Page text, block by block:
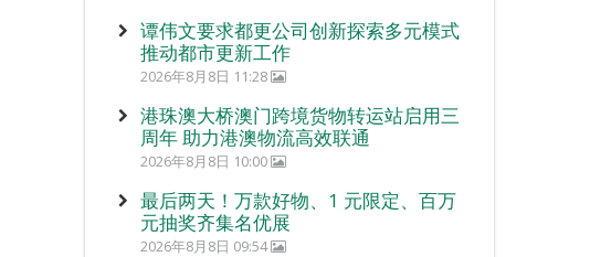
谭伟文要求都更公司创新探索多元模式
推动都市更新工作
2026年8月8日 11:28
港珠澳大桥澳门跨境货物转运站启用三
周年 助力港澳物流高效联通
2026年8月8日 10:00
最后两天！万款好物、1 元限定、百万
元抽奖齐集名优展
2026年8月8日 09:54